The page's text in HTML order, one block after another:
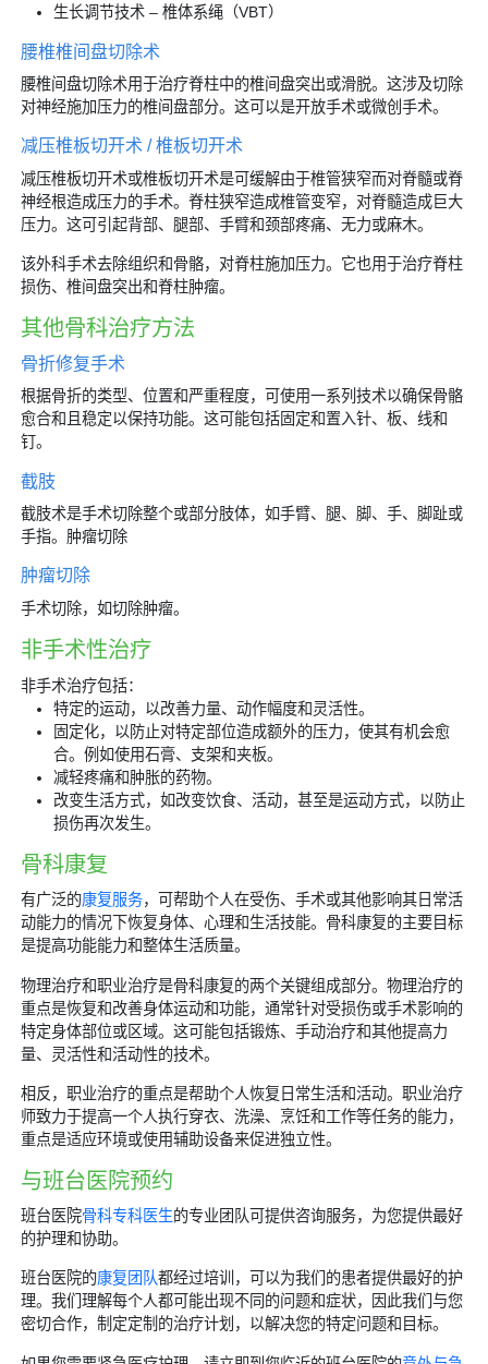
生长调节技术 – 椎体系绳（VBT）
腰椎椎间盘切除术
腰椎间盘切除术用于治疗脊柱中的椎间盘突出或滑脱。这涉及切除
对神经施加压力的椎间盘部分。这可以是开放手术或微创手术。
减压椎板切开术 / 椎板切开术
减压椎板切开术或椎板切开术是可缓解由于椎管狭窄而对脊髓或脊
神经根造成压力的手术。脊柱狭窄造成椎管变窄，对脊髓造成巨大
压力。这可引起背部、腿部、手臂和颈部疼痛、无力或麻木。
该外科手术去除组织和骨骼，对脊柱施加压力。它也用于治疗脊柱
损伤、椎间盘突出和脊柱肿瘤。
其他骨科治疗方法
骨折修复手术
根据骨折的类型、位置和严重程度，可使用一系列技术以确保骨骼
愈合和且稳定以保持功能。这可能包括固定和置入针、板、线和
钉。
截肢
截肢术是手术切除整个或部分肢体，如手臂、腿、脚、手、脚趾或
手指。肿瘤切除
肿瘤切除
手术切除，如切除肿瘤。
非手术性治疗
非手术治疗包括：
特定的运动，以改善力量、动作幅度和灵活性。
固定化，以防止对特定部位造成额外的压力，使其有机会愈
合。例如使用石膏、支架和夹板。
减轻疼痛和肿胀的药物。
改变生活方式，如改变饮食、活动，甚至是运动方式，以防止
损伤再次发生。
骨科康复
有广泛的康复服务，可帮助个人在受伤、手术或其他影响其日常活
动能力的情况下恢复身体、心理和生活技能。骨科康复的主要目标
是提高功能能力和整体生活质量。
物理治疗和职业治疗是骨科康复的两个关键组成部分。物理治疗的
重点是恢复和改善身体运动和功能，通常针对受损伤或手术影响的
特定身体部位或区域。这可能包括锻炼、手动治疗和其他提高力
量、灵活性和活动性的技术。
相反，职业治疗的重点是帮助个人恢复日常生活和活动。职业治疗
师致力于提高一个人执行穿衣、洗澡、烹饪和工作等任务的能力，
重点是适应环境或使用辅助设备来促进独立性。
与班台医院预约
班台医院骨科专科医生的专业团队可提供咨询服务，为您提供最好
的护理和协助。
班台医院的康复团队都经过培训，可以为我们的患者提供最好的护
理。我们理解每个人都可能出现不同的问题和症状，因此我们与您
密切合作，制定定制的治疗计划，以解决您的特定问题和目标。